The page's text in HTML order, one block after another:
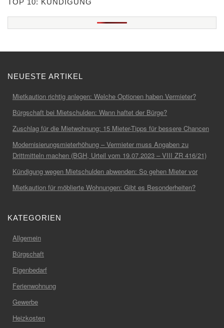
TOP 10: KÜNDIGUNG
NEUESTE ARTIKEL
Mietkaution richtig anlegen: Welche Optionen haben Vermieter?
Bürgschaft bei Mietschulden: Wann haftet der Bürge?
Zuschlag für die Mietwohnung: 15 Mieter-Tipps für bessere Chancen
Modernisierungsmieterhöhung – Vermieter muss Angaben zu
Drittmitteln machen (BGH, Urteil vom 19.07.2023 – VIII ZR 416/21)
Kündigung wegen Mietschulden abwenden: So gehen Mieter vor
Mietkaution für möblierte Wohnungen: Gibt es Besonderheiten?
KATEGORIEN
Allgemein
Bürgschaft
Eigenbedarf
Ferienwohnung
Gewerbe
Heizkosten